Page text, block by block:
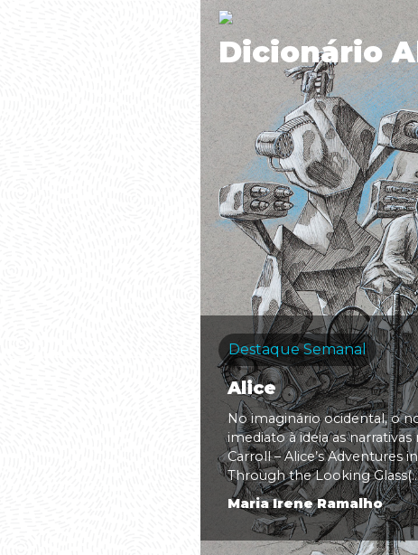
Dicionário
Destaque Semanal
Alice
No imaginário ocidental, o
imediato à ideia as
Carroll – Alice’s Adventures
Through the Looking
Maria Irene Ramalho